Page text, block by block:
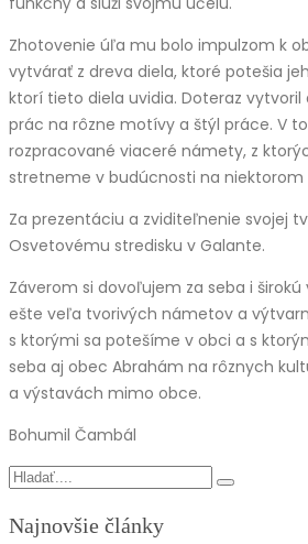
Zhotovenie úľa mu bolo impulzom k
vytvárať z dreva diela, ktoré potešia
ktorí tieto diela uvidia. Doteraz vytvoril
prác na rôzne motívy a štýl práce. V
rozpracované viaceré námety, z
stretneme v budúcnosti na niektorom
Za prezentáciu a zviditeľnenie svojej
Osvetovému stredisku v Galante.
Záverom si dovoľujem za seba i
ešte veľa tvorivých námetov a
s ktorými sa potešíme v obci a s
seba aj obec Abrahám na rôznych
a výstavách mimo obce.
Bohumil Čambál
Najnovšie články